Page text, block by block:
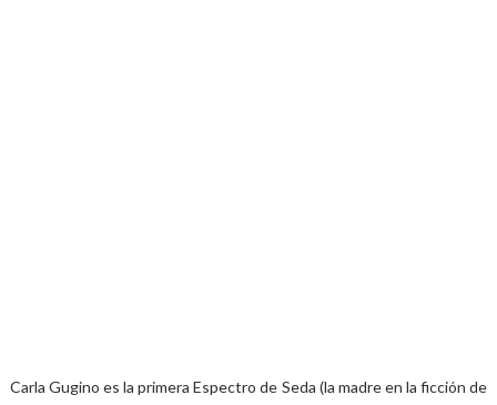
Carla Gugino es la primera Espectro de Seda (la madre en la ficción de